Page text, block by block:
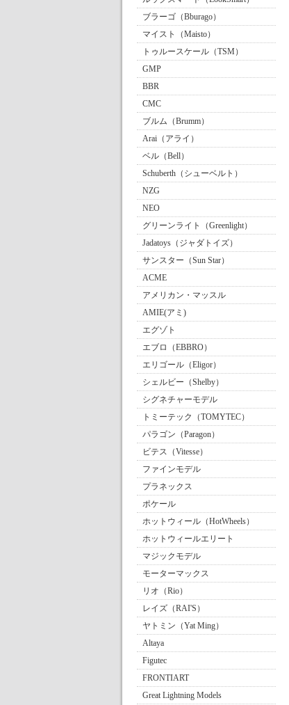
ブラーゴ（Bburago）
マイスト（Maisto）
トゥルースケール（TSM）
GMP
BBR
CMC
ブルム（Brumm）
Arai（アライ）
ベル（Bell）
Schuberth（シューベルト）
NZG
NEO
グリーンライト（Greenlight）
Jadatoys（ジャダトイズ）
サンスター（Sun Star）
ACME
アメリカン・マッスル
AMIE(アミ)
エグゾト
エブロ（EBBRO）
エリゴール（Eligor）
シェルビー（Shelby）
シグネチャーモデル
トミーテック（TOMYTEC）
パラゴン（Paragon）
ビテス（Vitesse）
ファインモデル
プラネックス
ポケール
ホットウィール（HotWheels）
ホットウィールエリート
マジックモデル
モーターマックス
リオ（Rio）
レイズ（RAI'S）
ヤトミン（Yat Ming）
Altaya
Figutec
FRONTIART
Great Lightning Models